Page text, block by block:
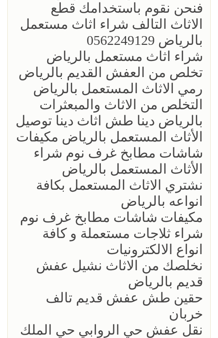
فنحن نقوم باستخدامك قطع
الاثاث التالف شراء اثاث مستعمل
بالرياض 0562249129
شراء اثاث مستعمل بالرياض
تخلص من العفش القديم بالرياض
رمي الاثاث المستعمل بالرياض
التخلص من الاثاث والمبعثرات
بالرياض دينا طش اثاث دينا توصيل
الأثاث المستعمل بالرياض مكيفات
شاشات مطابخ غرف نوم شراء
الأثاث المستعمل بالرياض
نشتري الاثاث المستعمل بكافة
انواعه بالرياض
مكيفات شاشات مطابخ غرف نوم
شراء ثلاجات مستعملة و كافة
انواع الالكترونيات
نخلصك من الاثاث نشيل عفش
قديم بالرياض
حقين طش عفش قديم تالف
خربان
نقل عفش حي الروابي حي الملك